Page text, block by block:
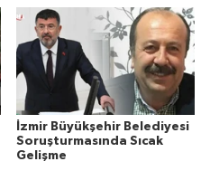
İzmir Büyükşehir Belediyesi
Soruşturmasında Sıcak
Gelişme